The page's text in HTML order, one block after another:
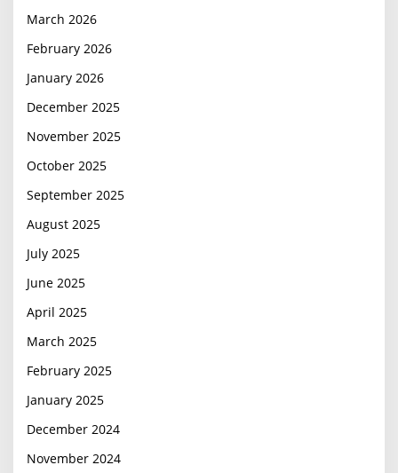
March 2026
February 2026
January 2026
December 2025
November 2025
October 2025
September 2025
August 2025
July 2025
June 2025
April 2025
March 2025
February 2025
January 2025
December 2024
November 2024